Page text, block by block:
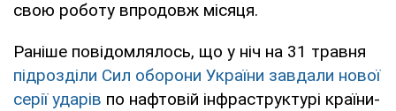
свою роботу впродовж місяця.
Раніше повідомлялось, що у ніч на 31 травня
підрозділи Сил оборони України завдали нової
серії ударів по нафтовій інфраструктурі країни-